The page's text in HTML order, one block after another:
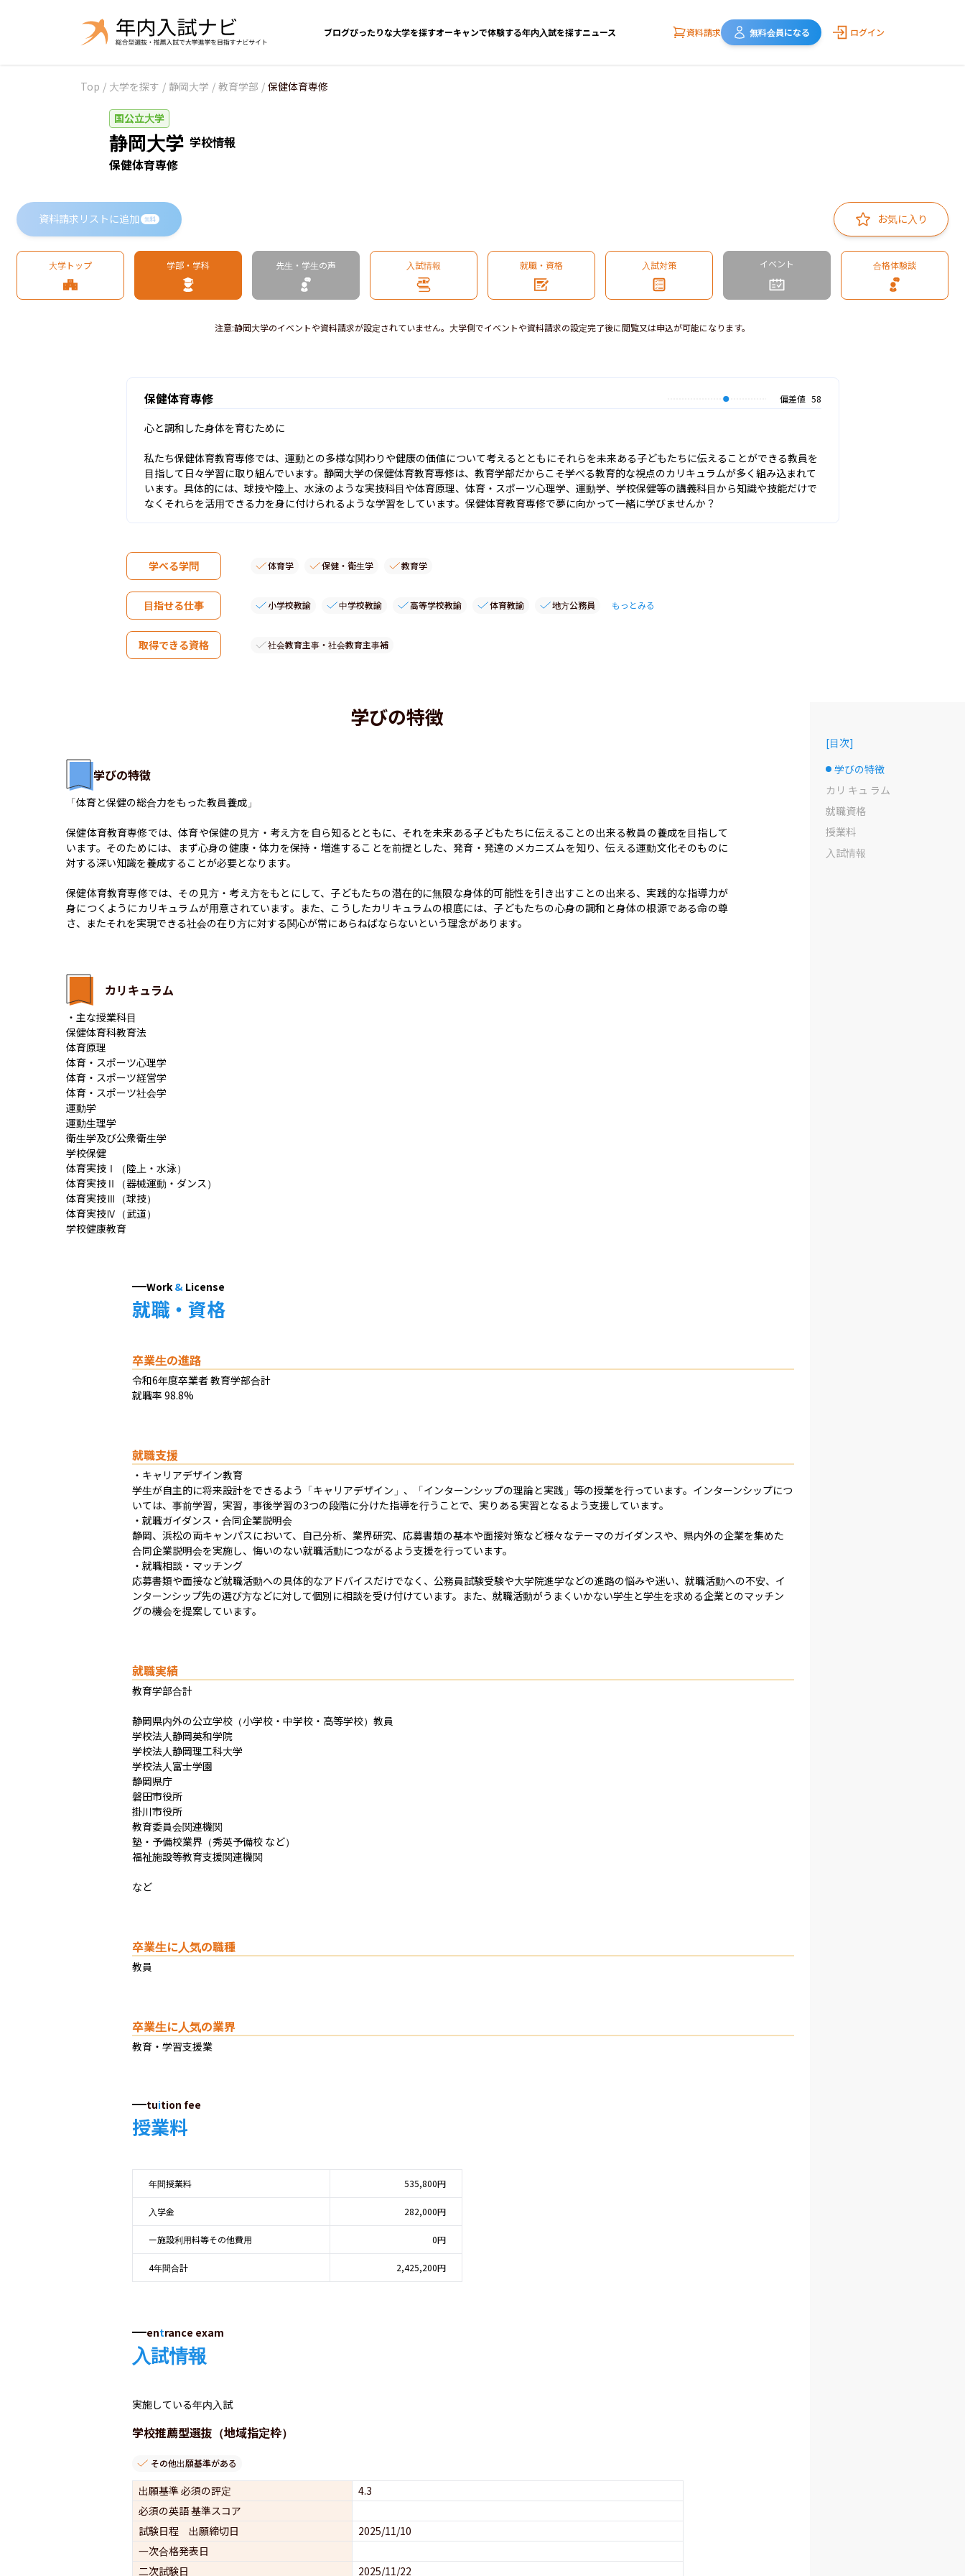
ブログぴったりな大学を探すオーキャンで体験する年内入試を探すニュース 資料請求 無料会員になる ログイン
Top / 大学を探す / 静岡大学 / 教育学部 / 保健体育専修
国公立大学
静岡大学 学校情報
保健体育専修
資料請求リストに追加 無料 お気に入り
大学トップ 学部・学科 先生・学生の声 入試情報 就職・資格 入試対策 イベント 合格体験談
注意:静岡大学のイベントや資料請求が設定されていません。大学側でイベントや資料請求の設定完了後に閲覧又は申込が可能になります。
保健体育専修 偏差値 58
心と調和した身体を育むために
私たち保健体育教育専修では、運動との多様な関わりや健康の価値について考えるとともにそれらを未来ある子どもたちに伝えることができる教員を
目指して日々学習に取り組んでいます。静岡大学の保健体育教育専修は、教育学部だからこそ学べる教育的な視点のカリキュラムが多く組み込まれて
います。具体的には、球技や陸上、水泳のような実技科目や体育原理、体育・スポーツ心理学、運動学、学校保健等の講義科目から知識や技能だけで
なくそれらを活用できる力を身に付けられるような学習をしています。保健体育教育専修で夢に向かって一緒に学びませんか？
学べる学問 体育学 保健・衛生学 教育学
目指せる仕事 小学校教諭 中学校教諭 高等学校教諭 体育教諭 地方公務員 もっとみる
取得できる資格 社会教育主事・社会教育主事補
学びの特徴
学びの特徴
「体育と保健の総合力をもった教員養成」
保健体育教育専修では、体育や保健の見方・考え方を自ら知るとともに、それを未来ある子どもたちに伝えることの出来る教員の養成を目指して
います。そのためには、まず心身の健康・体力を保持・増進することを前提とした、発育・発達のメカニズムを知り、伝える運動文化そのものに
対する深い知識を養成することが必要となります。
保健体育教育専修では、その見方・考え方をもとにして、子どもたちの潜在的に無限な身体的可能性を引き出すことの出来る、実践的な指導力が
身につくようにカリキュラムが用意されています。また、こうしたカリキュラムの根底には、子どもたちの心身の調和と身体の根源である命の尊
さ、またそれを実現できる社会の在り方に対する関心が常にあらねばならないという理念があります。
カリキュラム
・主な授業科目
保健体育科教育法
体育原理
体育・スポーツ心理学
体育・スポーツ経営学
体育・スポーツ社会学
運動学
運動生理学
衛生学及び公衆衛生学
学校保健
体育実技Ⅰ（陸上・水泳）
体育実技Ⅱ（器械運動・ダンス）
体育実技Ⅲ（球技）
体育実技Ⅳ（武道）
学校健康教育
Work & License
就職・資格
卒業生の進路
令和6年度卒業者 教育学部合計
就職率 98.8%
就職支援
・キャリアデザイン教育
学生が自主的に将来設計をできるよう「キャリアデザイン」、「インターンシップの理論と実践」等の授業を行っています。インターンシップにつ
いては、事前学習，実習，事後学習の3つの段階に分けた指導を行うことで、実りある実習となるよう支援しています。
・就職ガイダンス・合同企業説明会
静岡、浜松の両キャンパスにおいて、自己分析、業界研究、応募書類の基本や面接対策など様々なテーマのガイダンスや、県内外の企業を集めた
合同企業説明会を実施し、悔いのない就職活動につながるよう支援を行っています。
・就職相談・マッチング
応募書類や面接など就職活動への具体的なアドバイスだけでなく、公務員試験受験や大学院進学などの進路の悩みや迷い、就職活動への不安、イ
ンターンシップ先の選び方などに対して個別に相談を受け付けています。また、就職活動がうまくいかない学生と学生を求める企業とのマッチン
グの機会を提案しています。
就職実績
教育学部合計
静岡県内外の公立学校（小学校・中学校・高等学校）教員
学校法人静岡英和学院
学校法人静岡理工科大学
学校法人富士学園
静岡県庁
磐田市役所
掛川市役所
教育委員会関連機関
塾・予備校業界（秀英予備校 など）
福祉施設等教育支援関連機関
など
卒業生に人気の職種
教員
卒業生に人気の業界
教育・学習支援業
tuition fee
授業料
年間授業料 535,800円
入学金 282,000円
ー施設利用料等その他費用 0円
4年間合計 2,425,200円
entrance exam
入試情報
実施している年内入試
学校推薦型選抜（地域指定枠）
その他出願基準がある
出願基準 必須の評定
4.3
必須の英語 基準スコア
試験日程 出願締切日
2025/11/10
一次合格発表日
二次試験日
2025/11/22
[目次]
選択中のドット
学びの特徴
カリ キュ ラム
就職資格
授業料
入試情報